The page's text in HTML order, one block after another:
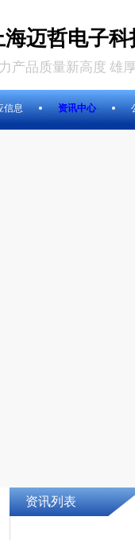
海迈哲电子
产品质量新高度 雄
信息 资讯中心
资讯列表